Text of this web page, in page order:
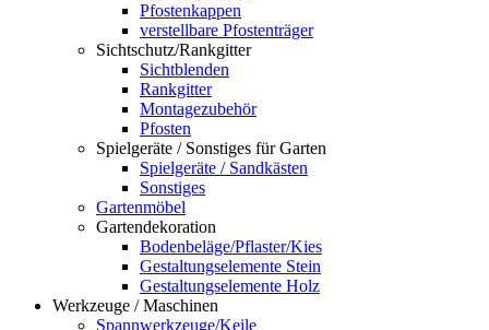
Pfostenkappen
verstellbare Pfostenträger
Sichtschutz/Rankgitter
Sichtblenden
Rankgitter
Montagezubehör
Pfosten
Spielgeräte / Sonstiges für Garten
Spielgeräte / Sandkästen
Sonstiges
Gartenmöbel
Gartendekoration
Bodenbeläge/Pflaster/Kies
Gestaltungselemente Stein
Gestaltungselemente Holz
Werkzeuge / Maschinen
Spannwerkzeuge/Keile